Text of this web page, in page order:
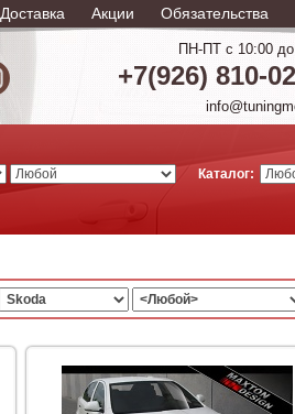
ПН-ПТ с 10:00
+7(926) 810-
Доставка Акции Обязательства
Каталог: